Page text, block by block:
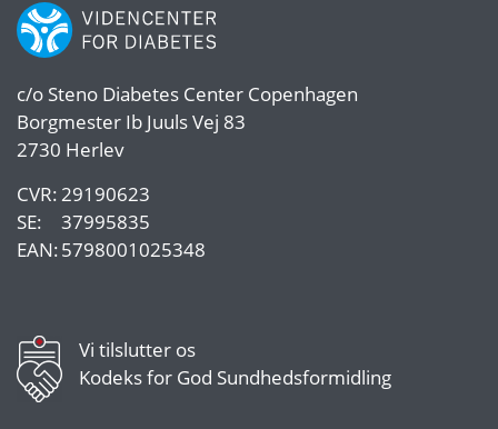
c/o Steno Diabetes Center Copenhagen
Borgmester Ib Juuls Vej 83
2730 Herlev
CVR:29190623
SE:
37995835
EAN:5798001025348
Vi tilslutter os
Kodeks for God Sundhedsformidling